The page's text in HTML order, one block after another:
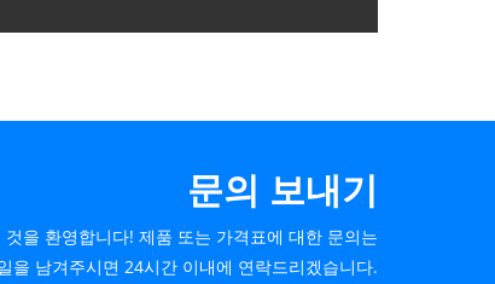
문의 보내기
을 환영합니다! 제품 또는 가격표에 대한 문의는
을 남겨주시면 24시간 이내에 연락드리겠습니다.